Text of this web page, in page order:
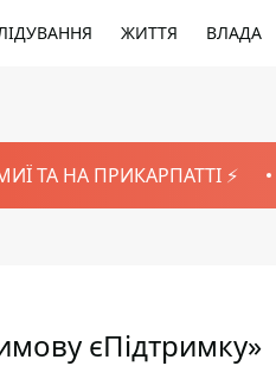
ЖИТТЯ ВЛАДА
ТА НА ПРИКАРПАТТІ ⚡️
єПідтримку»